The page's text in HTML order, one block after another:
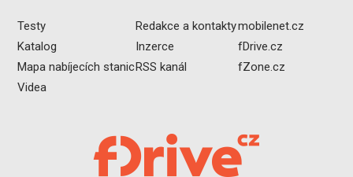
Testy
Katalog
Mapa nabíjecích stanic
Videa
Redakce a kontakty
Inzerce
RSS kanál
mobilenet.cz
fDrive.cz
fZone.cz